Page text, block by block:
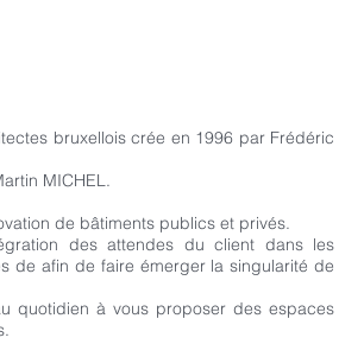
bruxellois crée en 1996 par Frédéric
MICHEL.
de bâtiments publics et privés.
des attendes du client dans les
de afin de faire émerger la singularité de
quotidien à vous proposer des espaces